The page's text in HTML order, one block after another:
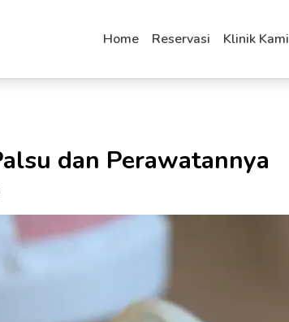
Home Reservasi Klinik Kami
dan Perawatannya